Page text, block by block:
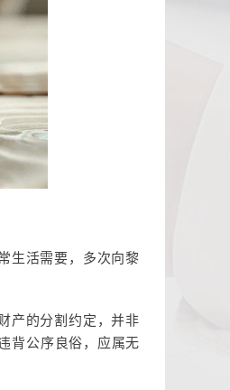
生活需要，多次向黎
产的分割约定，并非
背公序良俗，应属无